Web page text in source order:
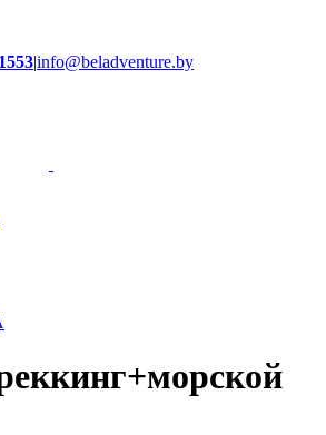
|info@beladventure.by